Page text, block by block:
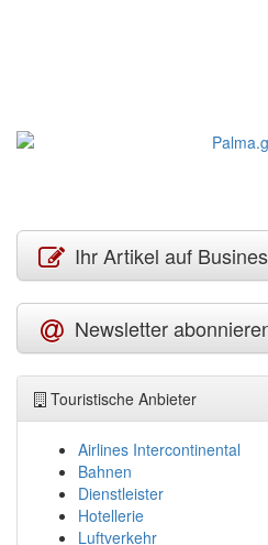
Ihr Artikel auf
Newsletter
Touristische Anbieter
Airlines Intercontinental
Bahnen
Dienstleister
Hotellerie
Luftverkehr